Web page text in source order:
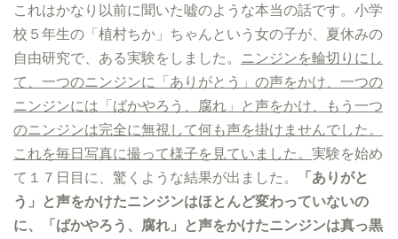
これはかなり以前に聞いた嘘のような本当の話です。小学
校５年生の「植村ちか」ちゃんという女の子が、夏休みの
自由研究で、ある実験をしました。 ニンジンを輪切りにし
て、一つのニンジンに「ありがとう」の声をかけ、一つの
ニンジンには「ばかやろう、腐れ」と声をかけ、もう一つ
のニンジンは完全に無視して何も声を掛けませんでした。
これを毎日写真に撮って様子を見ていました。 実験を始め
て１７日目に、驚くような結果が出ました。
「ありがと
う」と声をかけたニンジンはほとんど変わっていないの
に、「ばかやろう、腐れ」と声をかけたニンジンは真っ黒